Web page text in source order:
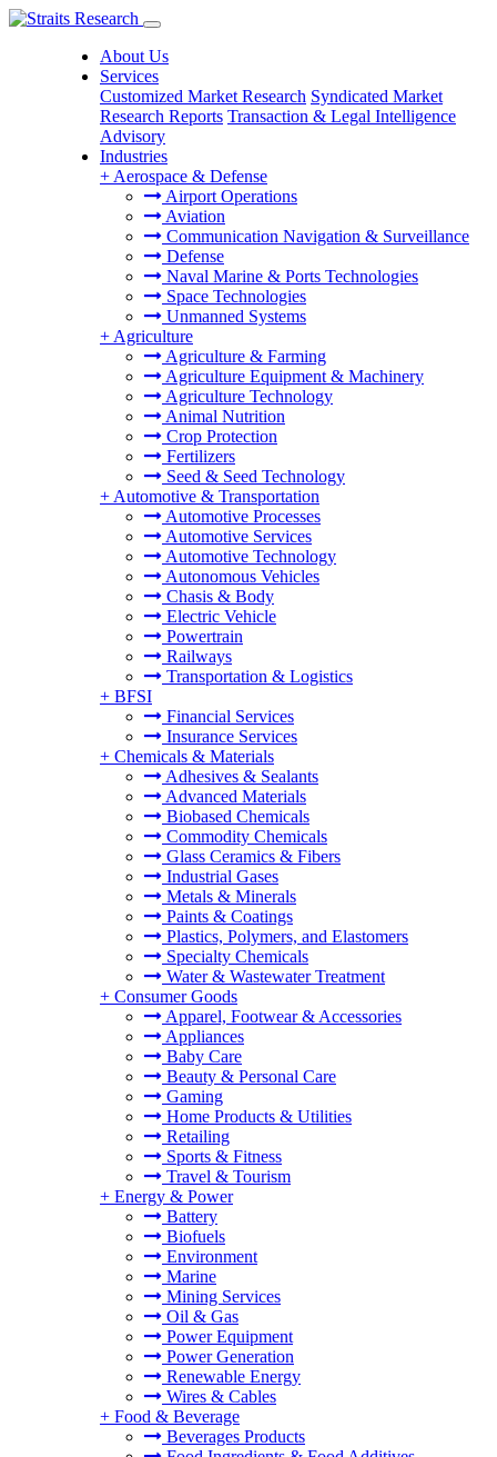
About Us
Services
Customized Market Research Syndicated Market
Research Reports Transaction & Legal Intelligence
Advisory
Industries
+ Aerospace & Defense
Airport Operations
Aviation
Communication Navigation & Surveillance
Defense
Naval Marine & Ports Technologies
Space Technologies
Unmanned Systems
+ Agriculture
Agriculture & Farming
Agriculture Equipment & Machinery
Agriculture Technology
Animal Nutrition
Crop Protection
Fertilizers
Seed & Seed Technology
+ Automotive & Transportation
Automotive Processes
Automotive Services
Automotive Technology
Autonomous Vehicles
Chasis & Body
Electric Vehicle
Powertrain
Railways
Transportation & Logistics
+ BFSI
Financial Services
Insurance Services
+ Chemicals & Materials
Adhesives & Sealants
Advanced Materials
Biobased Chemicals
Commodity Chemicals
Glass Ceramics & Fibers
Industrial Gases
Metals & Minerals
Paints & Coatings
Plastics, Polymers, and Elastomers
Specialty Chemicals
Water & Wastewater Treatment
+ Consumer Goods
Apparel, Footwear & Accessories
Appliances
Baby Care
Beauty & Personal Care
Gaming
Home Products & Utilities
Retailing
Sports & Fitness
Travel & Tourism
+ Energy & Power
Battery
Biofuels
Environment
Marine
Mining Services
Oil & Gas
Power Equipment
Power Generation
Renewable Energy
Wires & Cables
+ Food & Beverage
Beverages Products